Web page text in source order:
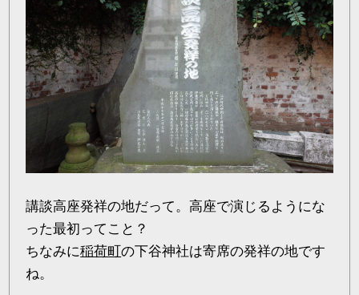
講談高座発祥の地だって。高座で演じるようにな
った最初ってこと？
ちなみに稲荷町の下谷神社は寄席の発祥の地です
ね。